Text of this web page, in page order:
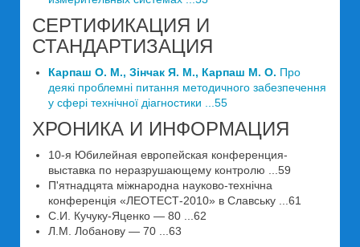
СЕРТИФИКАЦИЯ И
СТАНДАРТИЗАЦИЯ
Карпаш О. М., Зінчак Я. М., Карпаш М. О. Про
деякі проблемні питання методичного забезпечення
у сфері технічної діагностики ...55
ХРОНИКА И ИНФОРМАЦИЯ
10-я Юбилейная европейская конференция-
выставка по неразрушающему контролю ...59
П'ятнадцята міжнародна науково-технічна
конференція «ЛЕОТЕСТ-2010» в Славську ...61
С.И. Кучуку-Яценко — 80 ...62
Л.М. Лобанову — 70 ...63